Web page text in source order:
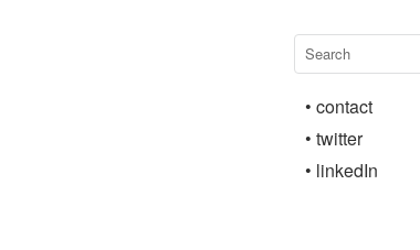
• contact
• twitter
• linkedIn